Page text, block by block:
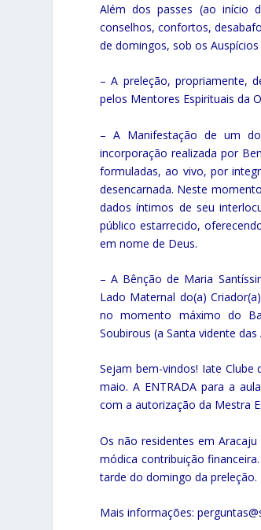
Além dos passes (ao início
conselhos, confortos,
de domingos, sob os
– A preleção, propriamente,
pelos Mentores Espirituais da
– A Manifestação de um
incorporação realizada por
formuladas, ao vivo, por
desencarnada. Neste
dados íntimos de seu
público estarrecido,
em nome de Deus.
– A Bênção de Maria
Lado Maternal do(a)
no momento máximo do
Soubirous (a Santa vidente
Sejam bem-vindos! Iate
maio. A ENTRADA para a
com a autorização da Mestra
Os não residentes em
módica contribuição
tarde do domingo da preleção.
Mais informações: